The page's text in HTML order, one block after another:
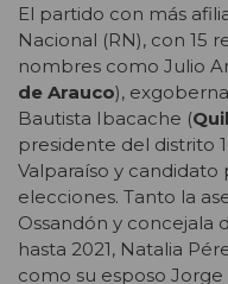
El partido con más
Nacional (RN), con 15
nombres como Julio
de Arauco),
Bautista Ibacache (
presidente del distrito
Valparaíso y
elecciones. Tanto la
Ossandón y concejala
hasta 2021, Natalia
como su esposo Jorge